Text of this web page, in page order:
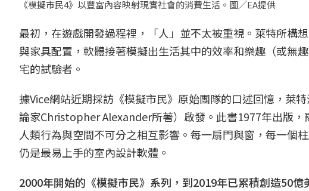
《模擬市民4》以豐富內容映射現實社會的消費生活。圖╱EA提供
最初，在遊戲開發過程裡，「人」並不太被重視。萊特所構
與家具配置，軟體接著模擬出生活其中的效率和樂趣（或無
宅的試驗者。
據Vice網站近期採訪《模擬市民》原始團隊的口述回憶，萊
論家Christopher Alexander所著）啟發。此書1977年出版
人類行為與空間不可分之相互影響。每一扇門與窗，每一個
仍是最易上手的室內設計軟體。
2000年開始的《模擬市民》系列，到2019年已累積創造50